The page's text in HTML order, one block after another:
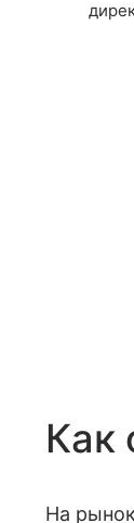
Как
На